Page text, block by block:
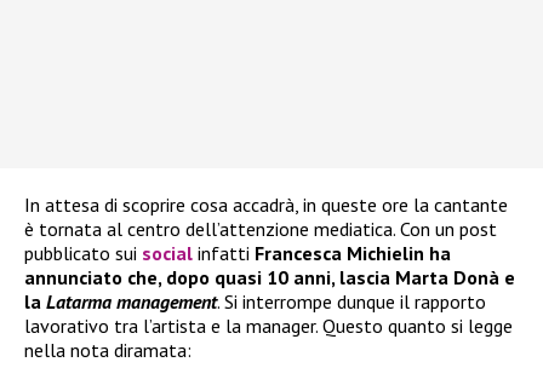
In attesa di scoprire cosa accadrà, in queste ore la cantante
è tornata al centro dell’attenzione mediatica. Con un post
pubblicato sui social infatti Francesca Michielin ha
annunciato che, dopo quasi 10 anni, lascia Marta Donà e
la Latarma management. Si interrompe dunque il rapporto
lavorativo tra l’artista e la manager. Questo quanto si legge
nella nota diramata: